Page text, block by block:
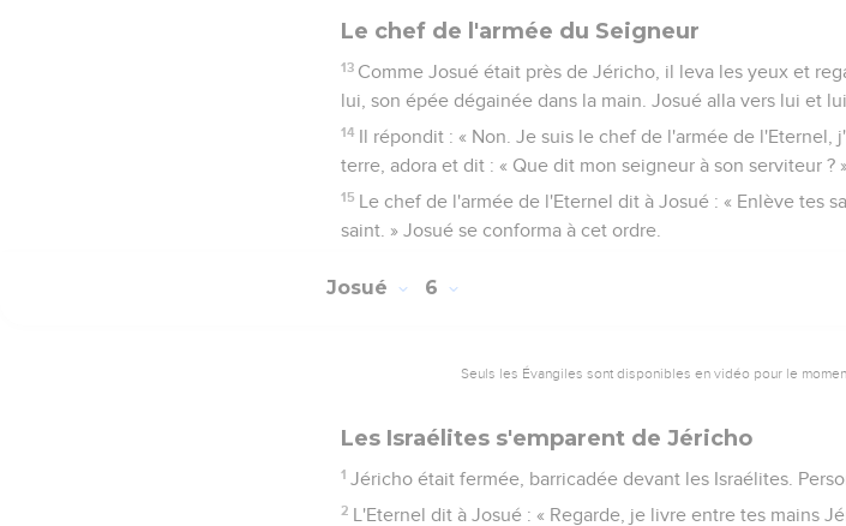
Le chef de l'armée du Seigneur
13 Comme Josué était près de Jéricho, il leva les yeux et
lui, son épée dégainée dans la main. Josué alla vers lui et
14 Il répondit : « Non. Je suis le chef de l'armée de
terre, adora et dit : « Que dit mon seigneur à son serviteur ?
15 Le chef de l'armée de l'Eternel dit à Josué : « Enlève tes
saint. » Josué se conforma à cet ordre.
Josué 6
Seuls les Évangiles sont disponibles en vidéo pour le
Les Israélites s'emparent de Jéricho
1 Jéricho était fermée, barricadée devant les Israélites.
2 L'Eternel dit à Josué : « Regarde, je livre entre tes mains